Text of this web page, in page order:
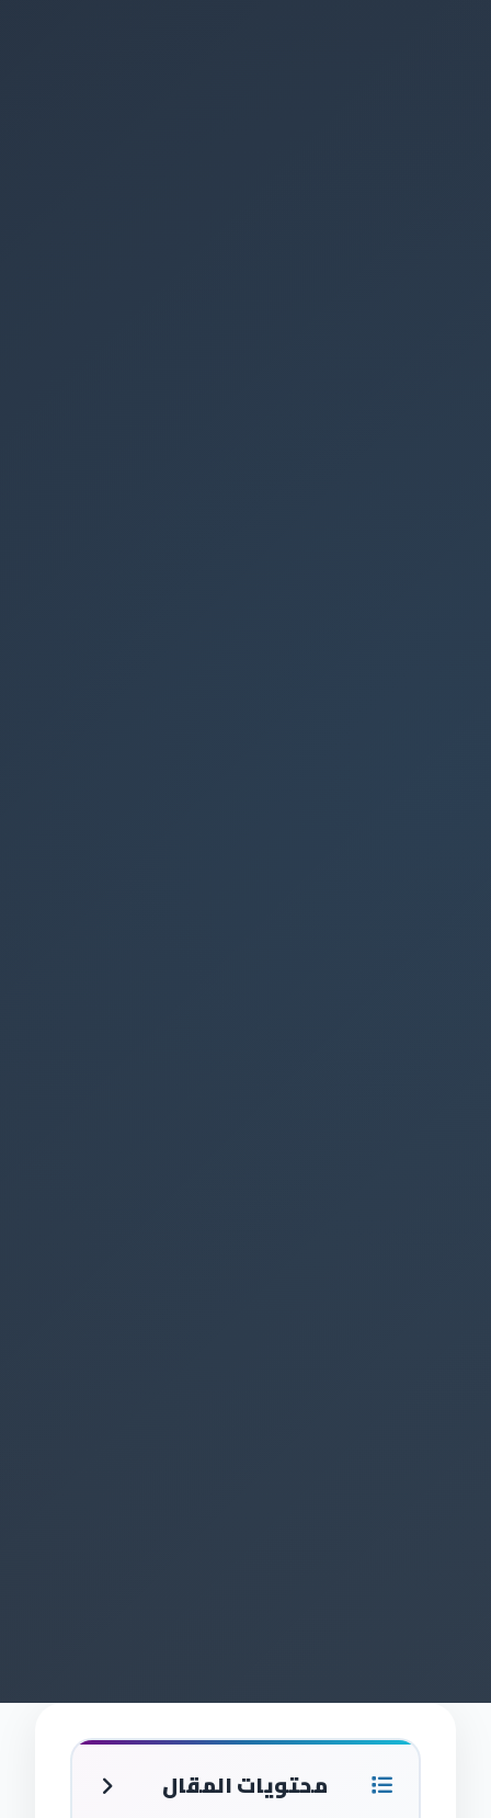
محتويات المقال